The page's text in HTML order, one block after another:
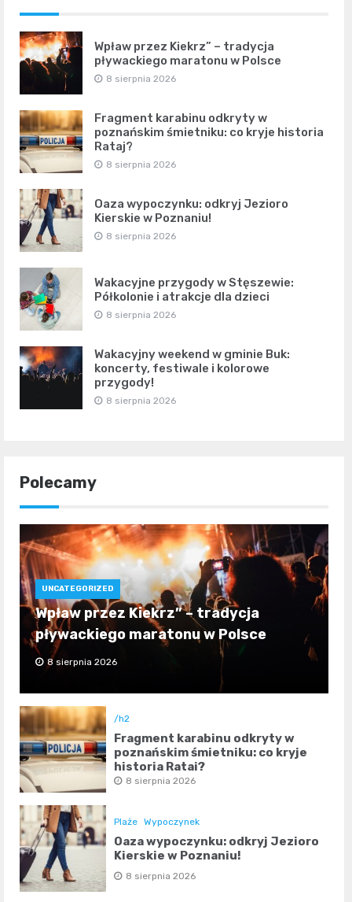
Wpław przez Kiekrz” – tradycja
pływackiego maratonu w Polsce
8 sierpnia 2026
Fragment karabinu odkryty w
poznańskim śmietniku: co kryje historia
Rataj?
8 sierpnia 2026
Oaza wypoczynku: odkryj Jezioro
Kierskie w Poznaniu!
8 sierpnia 2026
Wakacyjne przygody w Stęszewie:
Półkolonie i atrakcje dla dzieci
8 sierpnia 2026
Wakacyjny weekend w gminie Buk:
koncerty, festiwale i kolorowe
przygody!
8 sierpnia 2026
Polecamy
UNCATEGORIZED
Wpław przez Kiekrz” – tradycja
pływackiego maratonu w Polsce
8 sierpnia 2026
/h2
Fragment karabinu odkryty w
poznańskim śmietniku: co kryje
historia Rataj?
8 sierpnia 2026
Plaże Wypoczynek
Oaza wypoczynku: odkryj Jezioro
Kierskie w Poznaniu!
8 sierpnia 2026